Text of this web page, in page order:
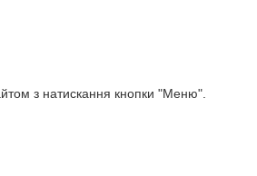
з натискання кнопки "Меню".